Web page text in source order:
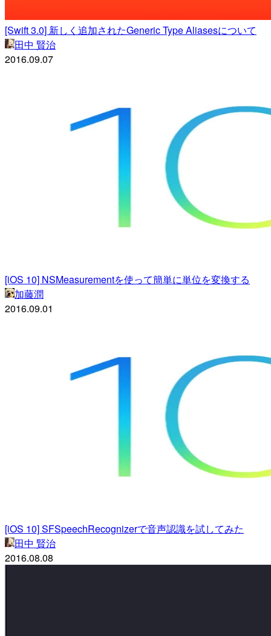
[Swift 3.0] 新しく追加されたGeneric Type Aliasesについて
田中 賢治
2016.09.07
[iOS 10] NSMeasurementを使って簡単に単位を変換する
加藤潤
2016.09.01
[iOS 10] SFSpeechRecognizerで音声認識を試してみた
田中 賢治
2016.08.08